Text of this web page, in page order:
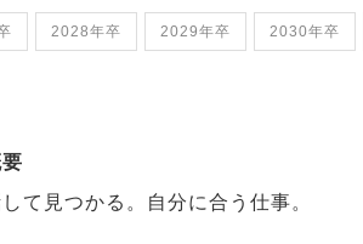
2028年卒 2029年卒 2030年卒
て見つかる。自分に合う仕事。